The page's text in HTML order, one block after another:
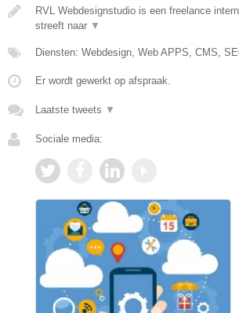
RVL Webdesignstudio is een freelance
streeft naar ▼
Diensten: Webdesign, Web APPS, CMS,
Er wordt gewerkt op afspraak.
Laatste tweets ▼
Sociale media: